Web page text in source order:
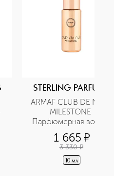
STERLING PARFUMS
ARMAF CLUB DE NUIT
MILESTONE
Парфюмерная вода в
дорожном формате
1 665 ¤
3 330 ¤
10 мл